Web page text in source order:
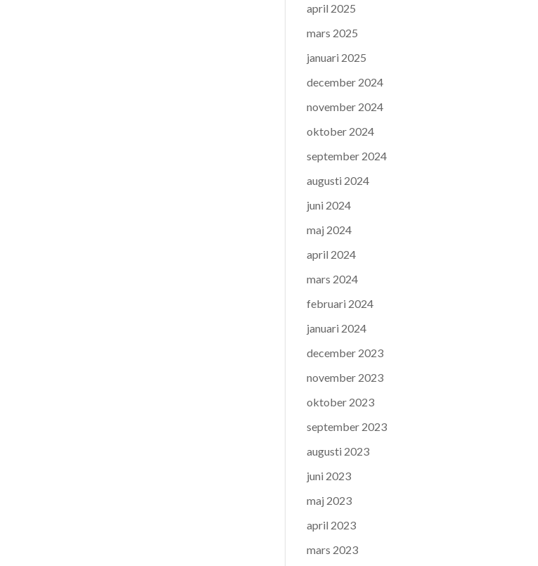
april 2025
mars 2025
januari 2025
december 2024
november 2024
oktober 2024
september 2024
augusti 2024
juni 2024
maj 2024
april 2024
mars 2024
februari 2024
januari 2024
december 2023
november 2023
oktober 2023
september 2023
augusti 2023
juni 2023
maj 2023
april 2023
mars 2023